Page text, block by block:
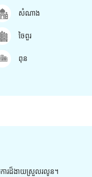
សំណាង
ចៃពួរ
ពុន
ារដ៏ងាយស្រួលរលូន។